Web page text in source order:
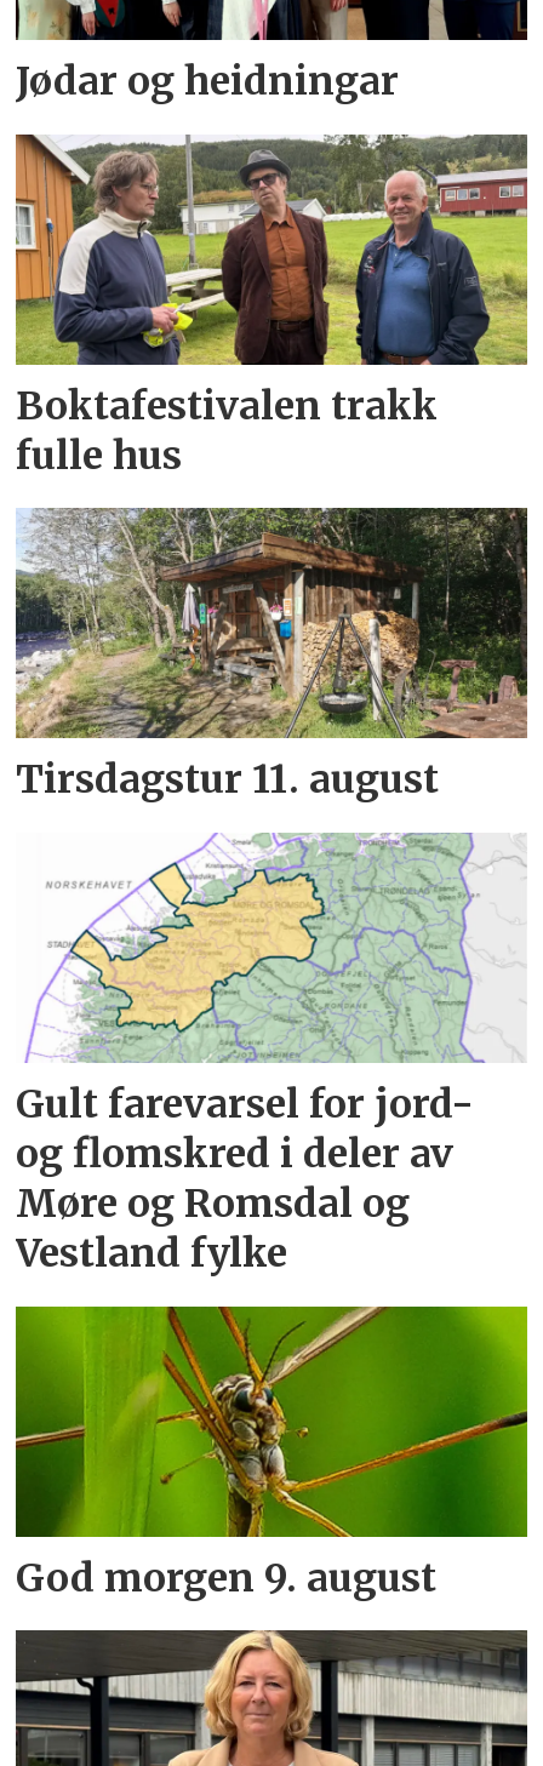
Jødar og heidningar
Boktafestivalen trakk
fulle hus
Tirsdagstur 11. august
Gult farevarsel for jord-
og flomskred i deler av
Møre og Romsdal og
Vestland fylke
God morgen 9. august